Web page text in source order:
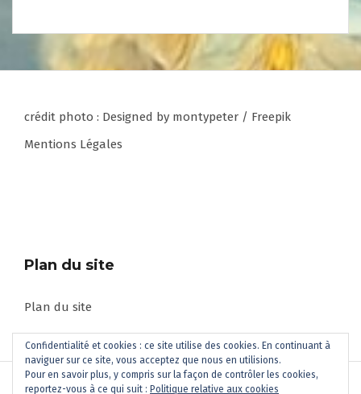
crédit photo : Designed by montypeter / Freepik
Mentions Légales
Plan du site
Plan du site
Confidentialité et cookies : ce site utilise des cookies. En continuant à
naviguer sur ce site, vous acceptez que nous en utilisions.
Pour en savoir plus, y compris sur la façon de contrôler les cookies,
reportez-vous à ce qui suit : Politique relative aux cookies